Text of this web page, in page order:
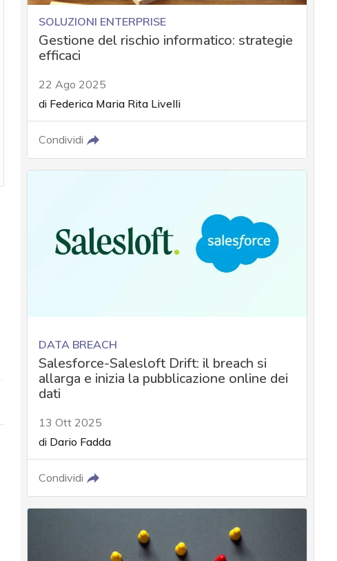
SOLUZIONI ENTERPRISE
Gestione del rischio informatico: strategie
efficaci
22 Ago 2025
di Federica Maria Rita Livelli
Condividi
DATA BREACH
Salesforce-Salesloft Drift: il breach si
allarga e inizia la pubblicazione online dei
dati
13 Ott 2025
di Dario Fadda
Condividi